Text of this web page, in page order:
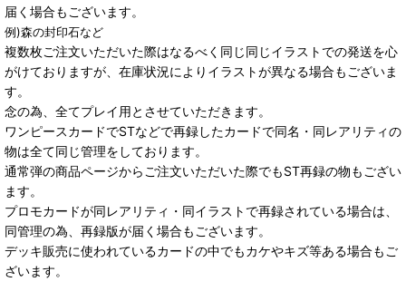
届く場合もございます。
例)森の封印石など
複数枚ご注文いただいた際はなるべく同じ同じイラストでの発送を心
がけておりますが、在庫状況によりイラストが異なる場合もございま
す。
念の為、全てプレイ用とさせていただきます。
ワンピースカードでSTなどで再録したカードで同名・同レアリティの
物は全て同じ管理をしております。
通常弾の商品ページからご注文いただいた際でもST再録の物もござい
ます。
プロモカードが同レアリティ・同イラストで再録されている場合は、
同管理の為、再録版が届く場合もございます。
デッキ販売に使われているカードの中でもカケやキズ等ある場合もご
ざいます。